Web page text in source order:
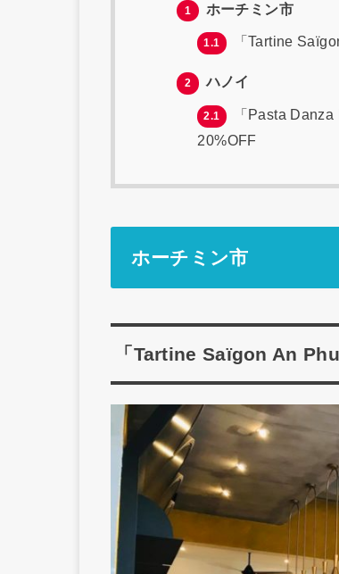
1 ホーチミン市
1.1 「Tartine
2 ハノイ
2.1
「Pasta
20%OFF
ホーチミン市
「Tartine Saïgon An